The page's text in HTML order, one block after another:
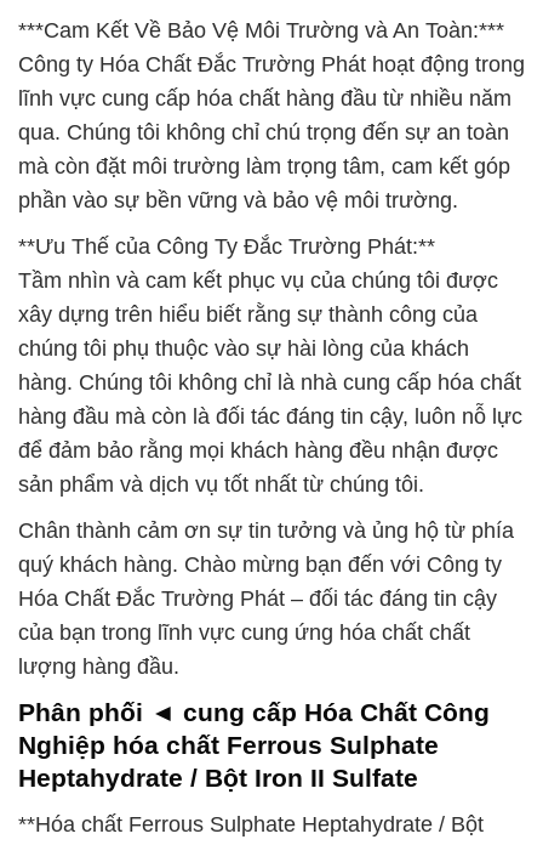
***Cam Kết Về Bảo Vệ Môi Trường và An Toàn:***
Công ty Hóa Chất Đắc Trường Phát hoạt động trong
lĩnh vực cung cấp hóa chất hàng đầu từ nhiều năm
qua. Chúng tôi không chỉ chú trọng đến sự an toàn
mà còn đặt môi trường làm trọng tâm, cam kết góp
phần vào sự bền vững và bảo vệ môi trường.
**Ưu Thế của Công Ty Đắc Trường Phát:**
Tầm nhìn và cam kết phục vụ của chúng tôi được
xây dựng trên hiểu biết rằng sự thành công của
chúng tôi phụ thuộc vào sự hài lòng của khách
hàng. Chúng tôi không chỉ là nhà cung cấp hóa chất
hàng đầu mà còn là đối tác đáng tin cậy, luôn nỗ lực
để đảm bảo rằng mọi khách hàng đều nhận được
sản phẩm và dịch vụ tốt nhất từ chúng tôi.
Chân thành cảm ơn sự tin tưởng và ủng hộ từ phía
quý khách hàng. Chào mừng bạn đến với Công ty
Hóa Chất Đắc Trường Phát – đối tác đáng tin cậy
của bạn trong lĩnh vực cung ứng hóa chất chất
lượng hàng đầu.
Phân phối ◄ cung cấp Hóa Chất Công
Nghiệp hóa chất Ferrous Sulphate
Heptahydrate / Bột Iron II Sulfate
**Hóa chất Ferrous Sulphate Heptahydrate / Bột